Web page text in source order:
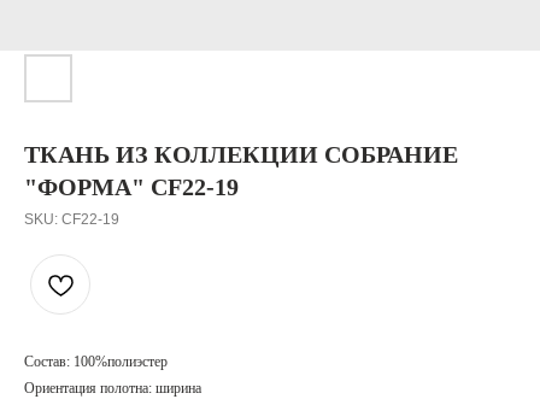
ТКАНЬ ИЗ КОЛЛЕКЦИИ СОБРАНИЕ
"ФОРМА" CF22-19
SKU: CF22-19
Состав: 100%полиэстер
Ориентация полотна: ширина